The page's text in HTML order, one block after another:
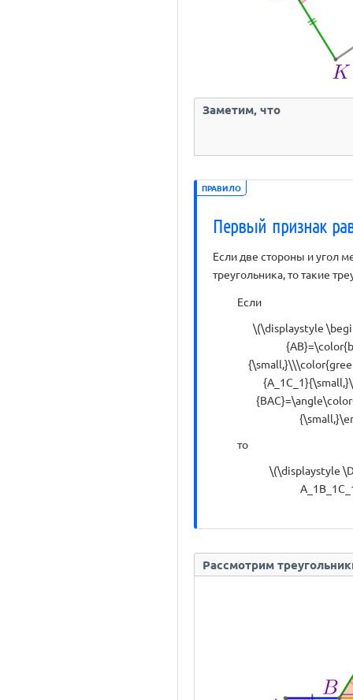
Заметим, что
ПРАВИЛО
Первый признак
Если две стороны и угол
треугольника, то такие
Если
\(\displaystyle
то
\(\displaystyle
Рассмотрим